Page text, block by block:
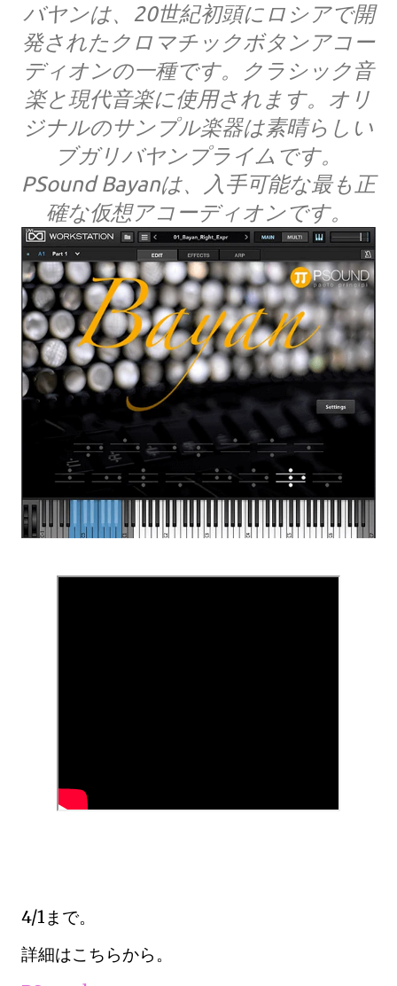
バヤンは、20世紀初頭にロシアで開
発されたクロマチックボタンアコー
ディオンの一種です。クラシック音
楽と現代音楽に使用されます。オリ
ジナルのサンプル楽器は素晴らしい
ブガリバヤンプライムです。
PSound Bayanは、入手可能な最も正
確な仮想アコーディオンです。
4/1まで。
詳細はこちらから。